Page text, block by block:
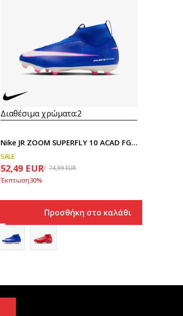
Διαθέσιμα χρώματα:2
Nike JR ZOOM SUPERFLY 10 ACAD FGMG
SALE
52,49 EUR 74,99EUR
Έκπτωση30%
Προσθήκη στο καλάθι